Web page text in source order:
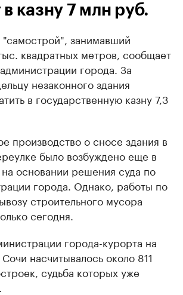
в казну 7 млн руб.
занимавший
квадратных метров, сообщает
города. За
незаконного здания
в государственную казну 7,3
производство о сносе здания в
было возбуждено еще в
основании решения суда по
города. Однако, работы по
строительного мусора
сегодня.
города-курорта на
насчитывалось около 811
судьба которых уже